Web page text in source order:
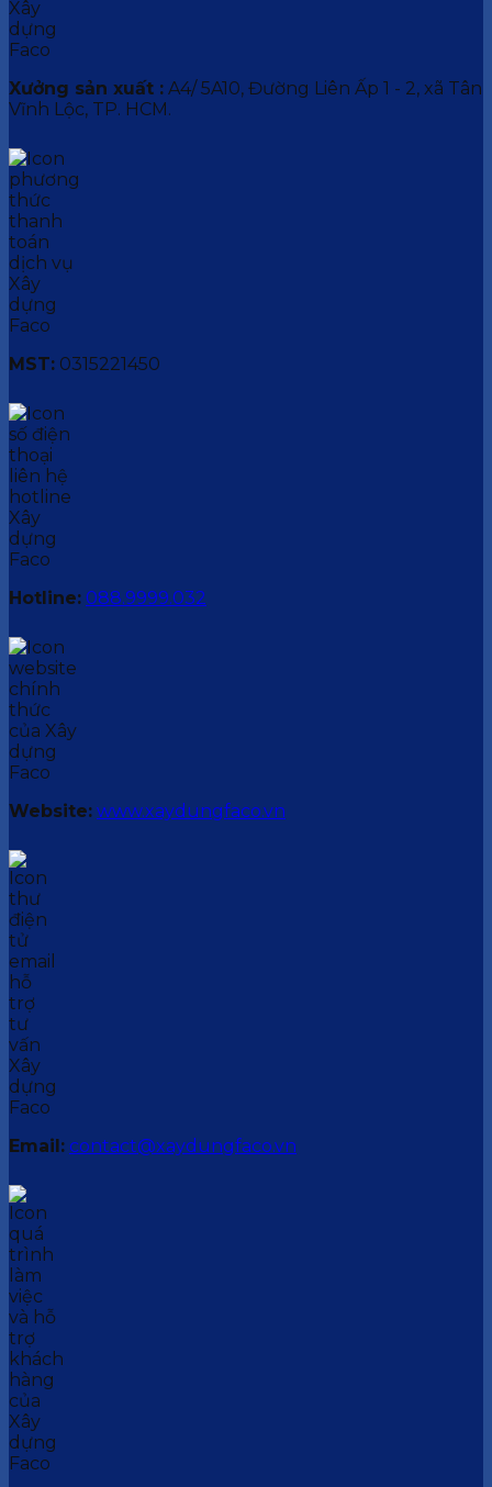
Xưởng sản xuất : A4/ 5A10, Đường Liên Ấp 1 - 2, xã Tân
Vĩnh Lộc, TP. HCM.
MST: 0315221450
Hotline: 088.9999.032
Website: www.xaydungfaco.vn
Email: contact@xaydungfaco.vn